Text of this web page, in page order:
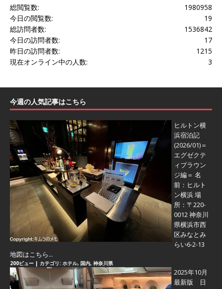
1980958
総閲覧数:
19
今日の閲覧数:
1536842
総訪問者数:
17
今日の訪問者数:
1215
昨日の訪問者数:
3
現在オンライン中の人数:
今週の人気記事はこちら
ヒルトン横
浜宿泊記
(2026/01)＝
エグゼクテ
ィブラウン
ジ編＝ 名
前：ヒルト
ン横浜 場
所：〒220-
0012 神奈川
県横浜市西
区みなとみ
らい6-2-13
地図はこちら...
200ビュー | カテゴリ: ホテル, 国内, 神奈川県
2025年10月
最新版 日